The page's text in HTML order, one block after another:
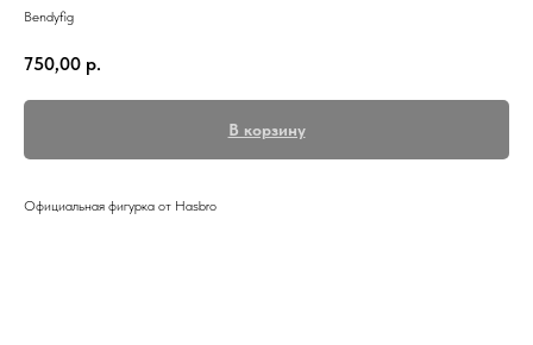
Bendyfig
750,00 р.
В корзину
Официальная фигурка от Hasbro